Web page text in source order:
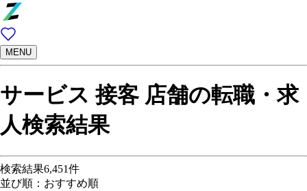
MENU
サービス 接客 店舗の転職・求
人検索結果
検索結果6,451件
並び順：おすすめ順